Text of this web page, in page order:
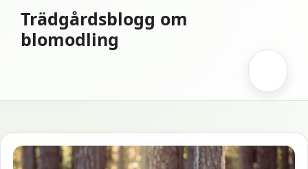
innehåll
Trädgårdsblogg om
blomodling